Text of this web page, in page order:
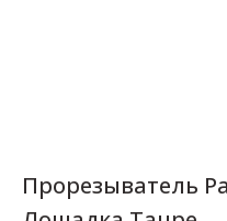
Прорезыватель